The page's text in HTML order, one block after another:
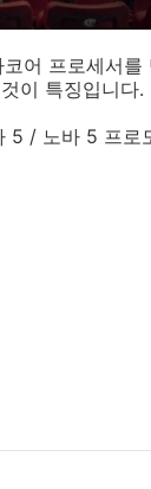
어 프로세서
이 특징입니다.
/ 노바 5 프로